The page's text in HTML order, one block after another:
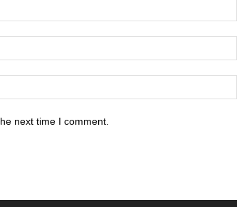
next time I comment.